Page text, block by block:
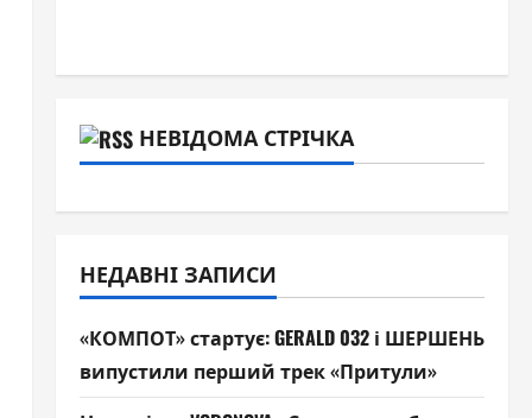
НЕВІДОМА СТРІЧКА
НЕДАВНІ ЗАПИСИ
«КОМПОТ» стартує: GERALD 032 і ШЕРШЕНЬ
випустили перший трек «Притули»